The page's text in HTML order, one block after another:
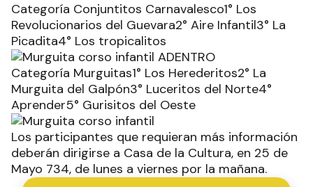
Categoría Conjuntitos Carnavalesco1° Los
Revolucionarios del Guevara2° Aire Infantil3° La
Picadita4° Los tropicalitos
Categoría Murguitas1° Los Herederitos2° La
Murguita del Galpón3° Luceritos del Norte4°
Aprender5° Gurisitos del Oeste
Los participantes que requieran más información
deberán dirigirse a Casa de la Cultura, en 25 de
Mayo 734, de lunes a viernes por la mañana.